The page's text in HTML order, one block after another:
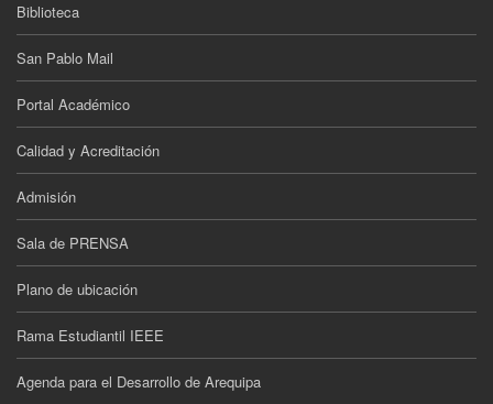
Biblioteca
San Pablo Mail
Portal Académico
Calidad y Acreditación
Admisión
Sala de PRENSA
Plano de ubicación
Rama Estudiantil IEEE
Agenda para el Desarrollo de Arequipa